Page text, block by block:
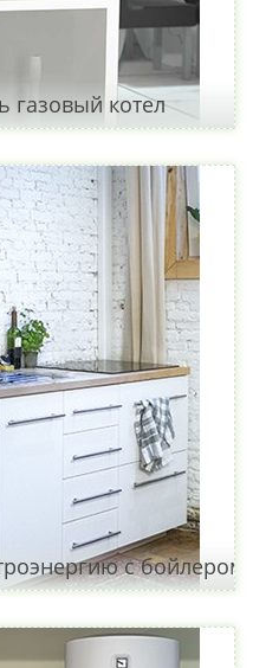
газовый котел
с бойлером?